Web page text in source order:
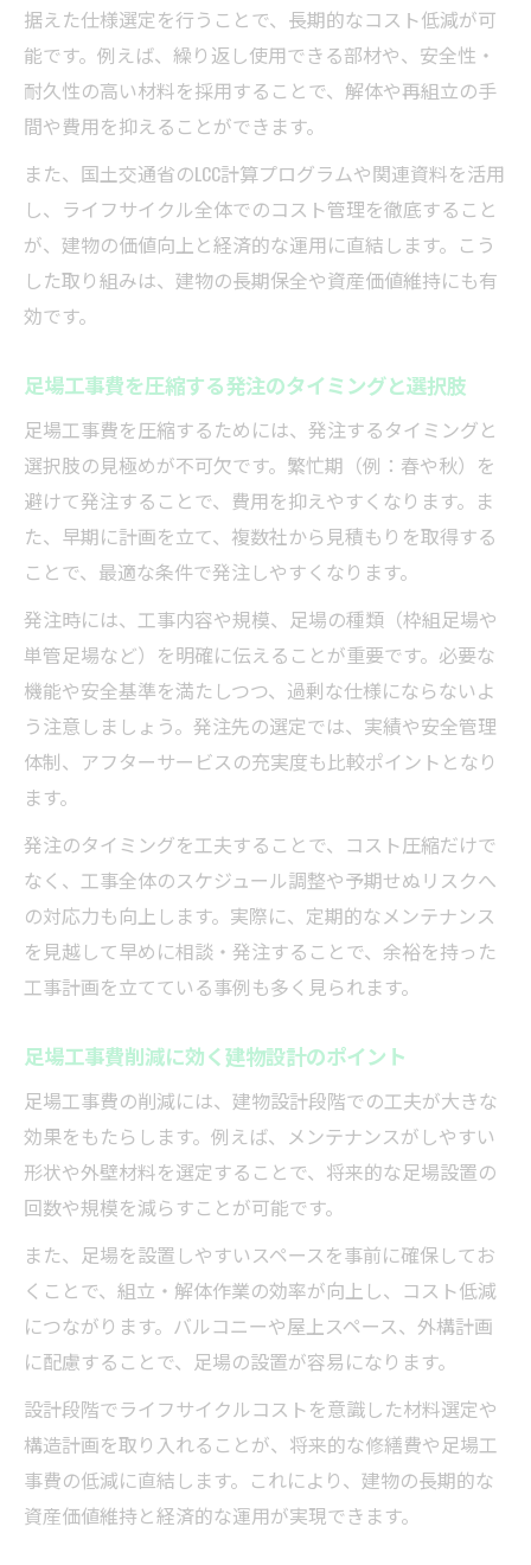
据えた仕様選定を行うことで、長期的なコスト低減が可
能です。例えば、繰り返し使用できる部材や、安全性・
耐久性の高い材料を採用することで、解体や再組立の手
間や費用を抑えることができます。
また、国土交通省のLCC計算プログラムや関連資料を活用
し、ライフサイクル全体でのコスト管理を徹底すること
が、建物の価値向上と経済的な運用に直結します。こう
した取り組みは、建物の長期保全や資産価値維持にも有
効です。
足場工事費を圧縮する発注のタイミングと選択肢
足場工事費を圧縮するためには、発注するタイミングと
選択肢の見極めが不可欠です。繁忙期（例：春や秋）を
避けて発注することで、費用を抑えやすくなります。ま
た、早期に計画を立て、複数社から見積もりを取得する
ことで、最適な条件で発注しやすくなります。
発注時には、工事内容や規模、足場の種類（枠組足場や
単管足場など）を明確に伝えることが重要です。必要な
機能や安全基準を満たしつつ、過剰な仕様にならないよ
う注意しましょう。発注先の選定では、実績や安全管理
体制、アフターサービスの充実度も比較ポイントとなり
ます。
発注のタイミングを工夫することで、コスト圧縮だけで
なく、工事全体のスケジュール調整や予期せぬリスクへ
の対応力も向上します。実際に、定期的なメンテナンス
を見越して早めに相談・発注することで、余裕を持った
工事計画を立てている事例も多く見られます。
足場工事費削減に効く建物設計のポイント
足場工事費の削減には、建物設計段階での工夫が大きな
効果をもたらします。例えば、メンテナンスがしやすい
形状や外壁材料を選定することで、将来的な足場設置の
回数や規模を減らすことが可能です。
また、足場を設置しやすいスペースを事前に確保してお
くことで、組立・解体作業の効率が向上し、コスト低減
につながります。バルコニーや屋上スペース、外構計画
に配慮することで、足場の設置が容易になります。
設計段階でライフサイクルコストを意識した材料選定や
構造計画を取り入れることが、将来的な修繕費や足場工
事費の低減に直結します。これにより、建物の長期的な
資産価値維持と経済的な運用が実現できます。